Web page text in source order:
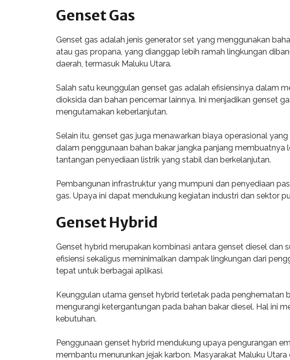
Genset Gas
Genset gas adalah jenis generator set yang menggunakan
atau gas propana, yang dianggap lebih ramah lingkungan
daerah, termasuk Maluku Utara.
Salah satu keunggulan genset gas adalah efisiensinya dalam
dioksida dan bahan pencemar lainnya. Ini menjadikan genset
mengutamakan keberlanjutan.
Selain itu, genset gas juga menawarkan biaya operasional
dalam penggunaan bahan bakar jangka panjang
tantangan penyediaan listrik yang stabil dan berkelanjutan.
Pembangunan infrastruktur yang mumpuni dan penyediaan
gas. Upaya ini dapat mendukung kegiatan industri dan sektor
Genset Hybrid
Genset hybrid merupakan kombinasi antara genset diesel dan
efisiensi sekaligus meminimalkan dampak lingkungan dari
tepat untuk berbagai aplikasi.
Keunggulan utama genset hybrid terletak pada penghematan
mengurangi ketergantungan pada bahan bakar diesel. Hal ini
kebutuhan.
Penggunaan genset hybrid mendukung upaya pengurangan
membantu menurunkan jejak karbon. Masyarakat Maluku